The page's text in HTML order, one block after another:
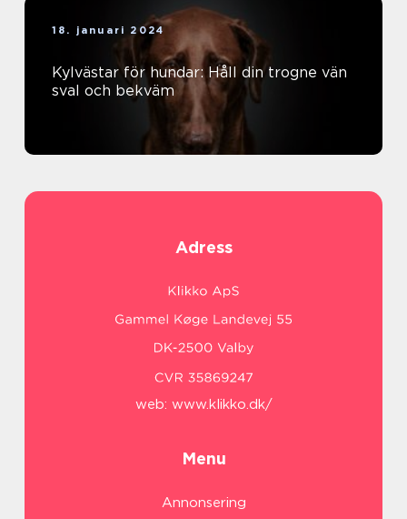
18. januari 2024
Kylvästar för hundar: Håll din trogne vän
sval och bekväm
Adress
web: www.klikko.dk/
Menu
Annonsering